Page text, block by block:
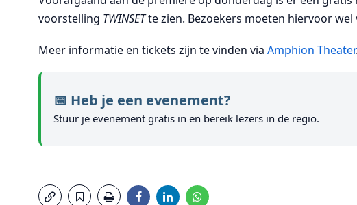
voorstelling TWINSETte zien. Bezoekers moeten hiervoor
Meer informatie en tickets zijn te vinden viaAmphion Theater.
📅 Heb je een evenement?
Stuur je evenement gratis in en bereik lezers in de regio.